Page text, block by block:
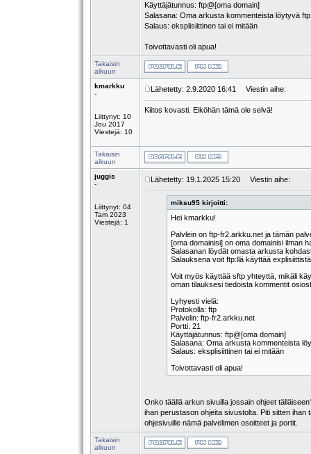
Käyttäjätunnus: ftp@[oma domain]
Salasana: Oma arkusta kommenteista löytyvä
Salaus: eksplisiittinen tai ei mitään
Toivottavasti oli apua!
Takaisin
alkuun
kmarkku
-
Liittynyt: 10
Jou 2017
Viestejä: 10
Lähetetty: 2.9.2020 16:41 Viestin aihe:
Kiitos kovasti. Eiköhän tämä ole selvä!
Takaisin
alkuun
juggis
-
Liittynyt: 04
Tam 2023
Viestejä: 1
Lähetetty: 19.1.2025 15:20 Viestin aihe:
miksu95 kirjoitti:
Hei kmarkku!
Palvlein on ftp-fr2.arkku.net ja tämän
[oma domainisi] on oma domainisi ilman
Salasanan löydät omasta arkusta
Salauksena voit ftp:llä käyttää
Voit myös käyttää sftp yhteyttä, mikäli
oman tilauksesi tiedoista kommentit
Lyhyesti vielä:
Protokolla: ftp
Palvelin: ftp-fr2.arkku.net
Portti: 21
Käyttäjätunnus: ftp@[oma domain]
Salasana: Oma arkusta kommenteista
Salaus: eksplisiittinen tai ei mitään
Toivottavasti oli apua!
Onko täällä arkun sivuilla jossain ohjeet
ihan perustason ohjeita sivustolta. Piti sitten
ohjesivuille nämä palvelimen osoitteet ja portit.
Takaisin
alkuun